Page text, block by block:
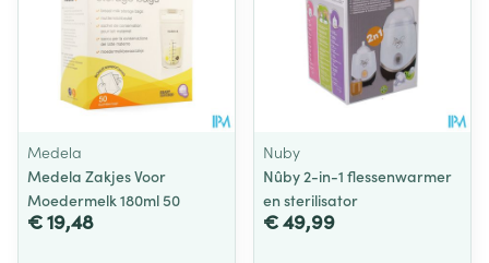
Medela
Medela Zakjes Voor
Moedermelk 180ml 50
€ 19,48
Nuby
Nûby 2-in-1 flessenwarmer
en sterilisator
€ 49,99